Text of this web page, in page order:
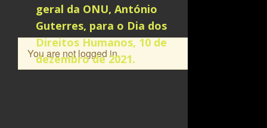
You are not logged in.
geral da ONU, António
Guterres, para o Dia dos
Direitos Humanos, 10 de
dezembro de 2021.